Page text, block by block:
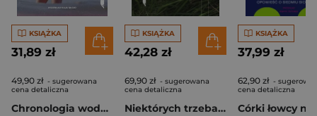
KSIĄŻKA
31,89 zł
49,90 zł - sugerowana
cena detaliczna
Chronologia wody wyd. 2
KSIĄŻKA
42,28 zł
69,90 zł - sugerowana
cena detaliczna
Niektórych trzeba zabić. Rządy terroru na Filipinach
KSIĄŻKA
37,99 zł
62,90 zł -
cena detaliczna